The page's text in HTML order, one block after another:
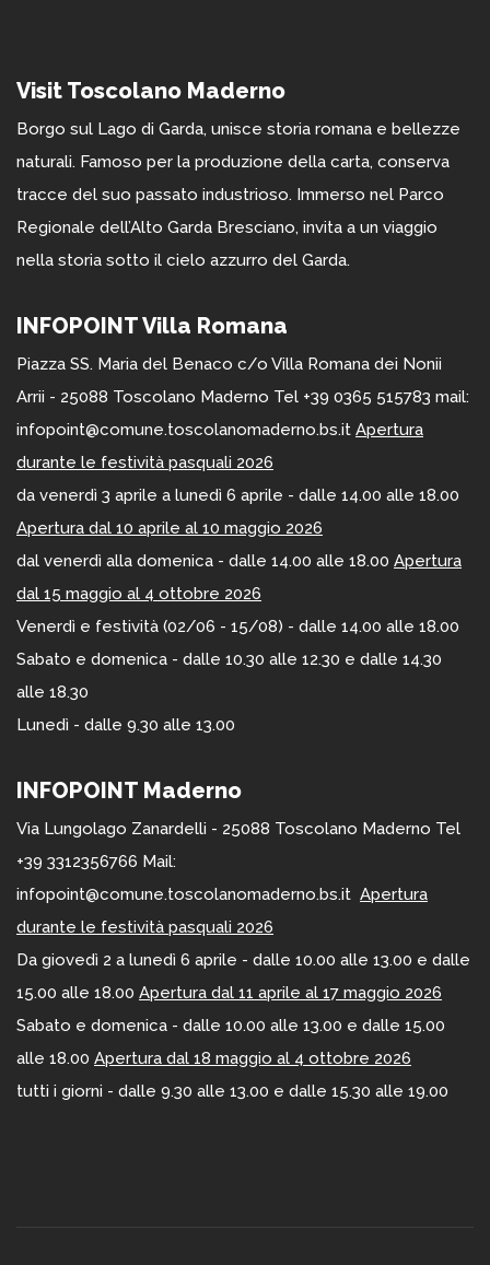
Visit Toscolano Maderno
Borgo sul Lago di Garda, unisce storia romana e bellezze
naturali. Famoso per la produzione della carta, conserva
tracce del suo passato industrioso. Immerso nel Parco
Regionale dell’Alto Garda Bresciano, invita a un viaggio
nella storia sotto il cielo azzurro del Garda.
INFOPOINT Villa Romana
Piazza SS. Maria del Benaco c/o Villa Romana dei Nonii
Arrii - 25088 Toscolano Maderno Tel +39 0365 515783 mail:
infopoint@comune.toscolanomaderno.bs.it Apertura
durante le festività pasquali 2026
da venerdì 3 aprile a lunedì 6 aprile - dalle 14.00 alle 18.00
Apertura dal 10 aprile al 10 maggio 2026
dal venerdì alla domenica - dalle 14.00 alle 18.00 Apertura
dal 15 maggio al 4 ottobre 2026
Venerdì e festività (02/06 - 15/08) - dalle 14.00 alle 18.00
Sabato e domenica - dalle 10.30 alle 12.30 e dalle 14.30
alle 18.30
Lunedì - dalle 9.30 alle 13.00
INFOPOINT Maderno
Via Lungolago Zanardelli - 25088 Toscolano Maderno Tel
+39 3312356766 Mail:
infopoint@comune.toscolanomaderno.bs.it Apertura
durante le festività pasquali 2026
Da giovedì 2 a lunedì 6 aprile - dalle 10.00 alle 13.00 e dalle
15.00 alle 18.00 Apertura dal 11 aprile al 17 maggio 2026
Sabato e domenica - dalle 10.00 alle 13.00 e dalle 15.00
alle 18.00 Apertura dal 18 maggio al 4 ottobre 2026
tutti i giorni - dalle 9.30 alle 13.00 e dalle 15.30 alle 19.00